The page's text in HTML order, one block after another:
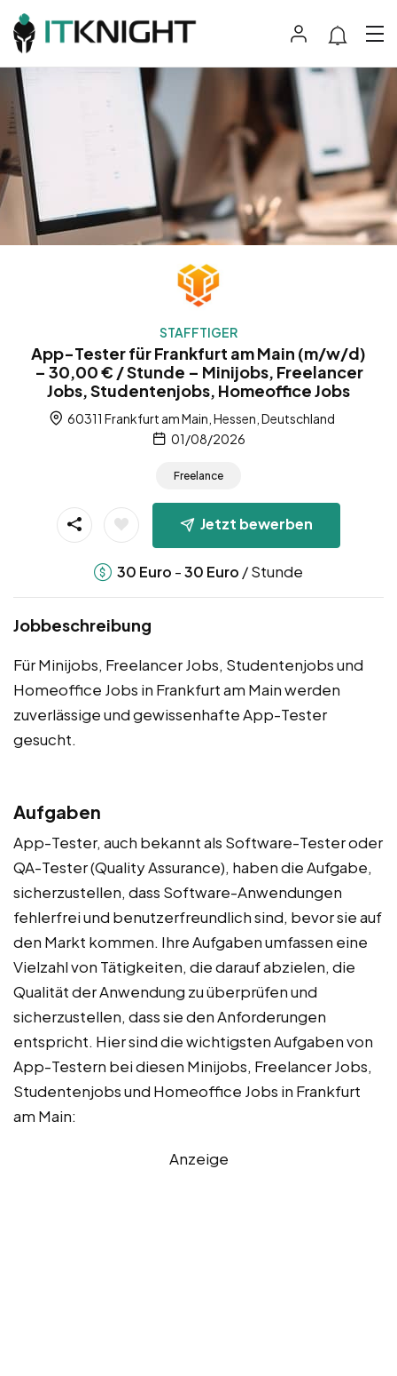
STAFFTIGER
App-Tester für Frankfurt am Main (m/w/d)
– 30,00 € / Stunde – Minijobs, Freelancer
Jobs, Studentenjobs, Homeoffice Jobs
60311 Frankfurt am Main, Hessen, Deutschland
01/08/2026
Freelance
Jetzt bewerben
30 Euro -30 Euro / Stunde
Jobbeschreibung
Für Minijobs, Freelancer Jobs, Studentenjobs und
Homeoffice Jobs in Frankfurt am Main werden
zuverlässige und gewissenhafte App-Tester
gesucht.
Aufgaben
App-Tester, auch bekannt als Software-Tester oder
QA-Tester (Quality Assurance), haben die Aufgabe,
sicherzustellen, dass Software-Anwendungen
fehlerfrei und benutzerfreundlich sind, bevor sie auf
den Markt kommen. Ihre Aufgaben umfassen eine
Vielzahl von Tätigkeiten, die darauf abzielen, die
Qualität der Anwendung zu überprüfen und
sicherzustellen, dass sie den Anforderungen
entspricht. Hier sind die wichtigsten Aufgaben von
App-Testern bei diesen Minijobs, Freelancer Jobs,
Studentenjobs und Homeoffice Jobs in Frankfurt
am Main:
Anzeige